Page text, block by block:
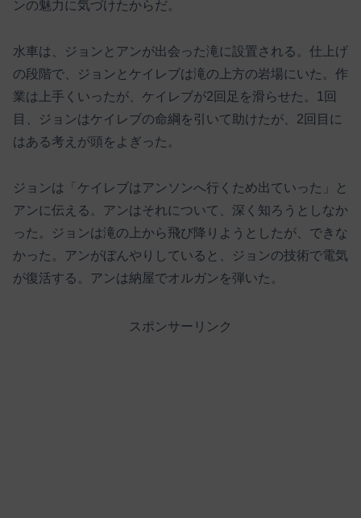
ンの魅力に気づけたからだ。
水車は、ジョンとアンが出会った滝に設置される。仕上げ
の段階で、ジョンとケイレブは滝の上方の岩場にいた。作
業は上手くいったが、ケイレブが2回足を滑らせた。1回
目、ジョンはケイレブの命綱を引いて助けたが、2回目に
はある考えが頭をよぎった。
ジョンは「ケイレブはアンソンへ行くため出ていった」と
アンに伝える。アンはそれについて、深く知ろうとしなか
った。ジョンは滝の上から飛び降りようとしたが、できな
かった。アンがぼんやりしていると、ジョンの技術で電気
が復活する。アンは納屋でオルガンを弾いた。
スポンサーリンク